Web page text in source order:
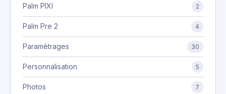
Palm PIXI 2
Palm Pre 2 4
Paramètrages 30
Personnalisation 5
Photos 7